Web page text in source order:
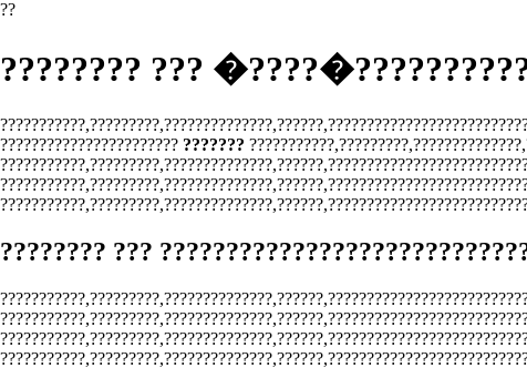
??
???????? ???
??????????????????????? ???????
???????? ???